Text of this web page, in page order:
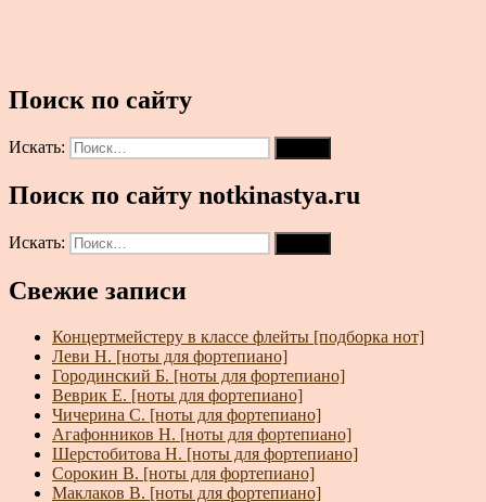
Поиск по сайту
Искать:
Поиск по сайту notkinastya.ru
Искать:
Свежие записи
Концертмейстеру в классе флейты [подборка нот]
Леви Н. [ноты для фортепиано]
Городинский Б. [ноты для фортепиано]
Веврик Е. [ноты для фортепиано]
Чичерина С. [ноты для фортепиано]
Агафонников Н. [ноты для фортепиано]
Шерстобитова Н. [ноты для фортепиано]
Сорокин В. [ноты для фортепиано]
Маклаков В. [ноты для фортепиано]